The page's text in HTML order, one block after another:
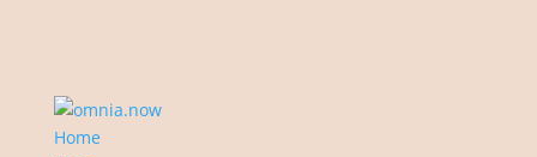
Home